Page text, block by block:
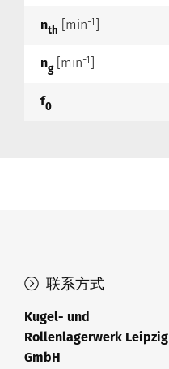
nth [min-1
ng[min-1
f0
联系方式
Kugel- und
Rollenlagerwerk Leipzig
GmbH